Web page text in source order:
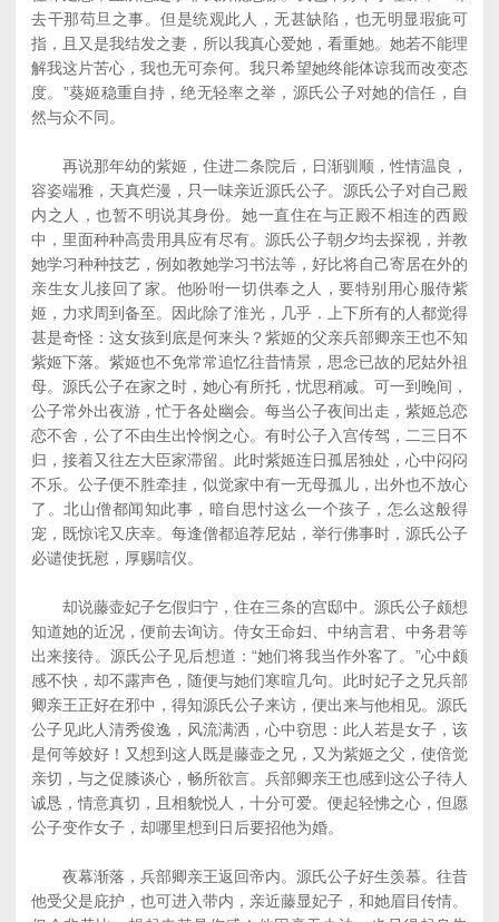
去干那苟旦之事。但是统观此人，无甚缺陷，也无明显瑕疵可
指，且又是我结发之妻，所以我真心爱她，看重她。她若不能理
解我这片苦心，我也无可奈何。我只希望她终能体谅我而改变态
度。”葵姬稳重自持，绝无轻率之举，源氏公子对她的信任，自
然与众不同。
再说那年幼的紫姬，住进二条院后，日渐驯顺，性情温良，
容姿端雅，天真烂漫，只一味亲近源氏公子。源氏公子对自己殿
内之人，也暂不明说其身份。她一直住在与正殿不相连的西殿
中，里面种种高贵用具应有尽有。源氏公子朝夕均去探视，并教
她学习种种技艺，例如教她学习书法等，好比将自己寄居在外的
亲生女儿接回了家。他吩咐一切供奉之人，要特别用心服侍紫
姬，力求周到备至。因此除了淮光，几乎．上下所有的人都觉得
甚是奇怪：这女孩到底是何来头？紫姬的父亲兵部卿亲王也不知
紫姬下落。紫姬也不免常常追忆往昔情景，思念已故的尼姑外祖
母。源氏公子在家之时，她心有所托，忧思稍减。可一到晚间，
公子常外出夜游，忙于各处幽会。每当公子夜间出走，紫姬总恋
恋不舍，公了不由生出怜悯之心。有时公子入宫传驾，二三日不
归，接着又往左大臣家滞留。此时紫姬连日孤居独处，心中闷闷
不乐。公子便不胜牵挂，似觉家中有一无母孤儿，出外也不放心
了。北山僧都闻知此事，暗自思忖这么一个孩子，怎么这般得
宠，既惊诧又庆幸。每逢僧都追荐尼姑，举行佛事时，源氏公子
必谴使抚慰，厚赐唁仪。
却说藤壶妃子乞假归宁，住在三条的宫邸中。源氏公子颇想
知道她的近况，便前去询访。侍女王命妇、中纳言君、中务君等
出来接待。源氏公子见后想道：“她们将我当作外客了。”心中颇
感不快，却不露声色，随便与她们寒暄几句。此时妃子之兄兵部
卿亲王正好在邪中，得知源氏公子来访，便出来与他相见。源氏
公子见此人清秀俊逸，风流满洒，心中窃思：此人若是女子，该
是何等姣好！又想到这人既是藤壶之兄，又为紫姬之父，使倍觉
亲切，与之促膝谈心，畅所欲言。兵部卿亲王也感到这公子待人
诚恳，情意真切，且相貌悦人，十分可爱。便起轻怫之心，但愿
公子变作女子，却哪里想到日后要招他为婚。
夜幕渐落，兵部卿亲王返回帝内。源氏公子好生羡慕。往昔
他受父是庇护，也可进入带内，亲近藤显妃子，和她眉目传情。